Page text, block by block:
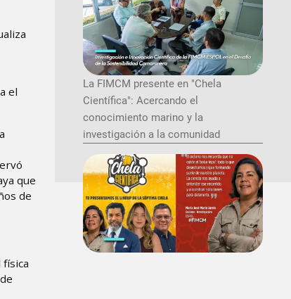
el
que
de
La FIMCM presente en "Chela
Científica": Acercando el
conocimiento marino y la
investigación a la comunidad